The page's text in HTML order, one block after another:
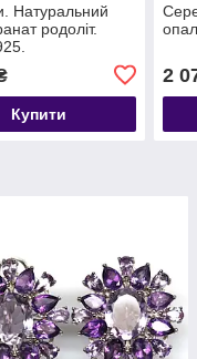
Натуральний
родоліт.
Купити
2